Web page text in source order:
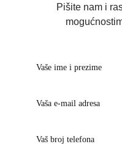
Pišite nam i